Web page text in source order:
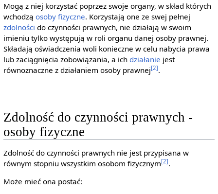
Mogą z niej korzystać poprzez swoje organy, w skład których
wchodzą osoby fizyczne. Korzystają one ze swej pełnej
zdolności do czynności prawnych, nie działają w swoim
imieniu tylko występują w roli organu danej osoby prawnej.
Składają oświadczenia woli konieczne w celu nabycia prawa
lub zaciągnięcia zobowiązania, a ich działanie jest
równoznaczne z działaniem osoby prawnej[2].
Zdolność do czynności prawnych -
osoby fizyczne
Zdolność do czynności prawnych nie jest przypisana w
równym stopniu wszystkim osobom fizycznym[2].
Może mieć ona postać: